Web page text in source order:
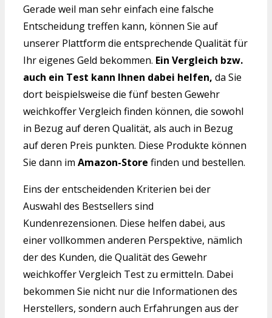
Gerade weil man sehr einfach eine falsche
Entscheidung treffen kann, können Sie auf
unserer Plattform die entsprechende Qualität für
Ihr eigenes Geld bekommen. Ein Vergleich bzw.
auch ein Test kann Ihnen dabei helfen, da Sie
dort beispielsweise die fünf besten Gewehr
weichkoffer Vergleich finden können, die sowohl
in Bezug auf deren Qualität, als auch in Bezug
auf deren Preis punkten. Diese Produkte können
Sie dann im Amazon-Store finden und bestellen.
Eins der entscheidenden Kriterien bei der
Auswahl des Bestsellers sind
Kundenrezensionen. Diese helfen dabei, aus
einer vollkommen anderen Perspektive, nämlich
der des Kunden, die Qualität des Gewehr
weichkoffer Vergleich Test zu ermitteln. Dabei
bekommen Sie nicht nur die Informationen des
Herstellers, sondern auch Erfahrungen aus der